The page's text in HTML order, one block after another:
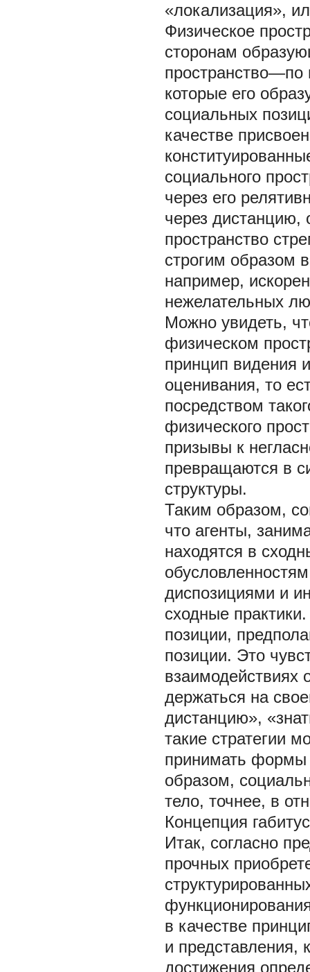
«локализация»,
Физическое
сторонам
которые его
социальных
качестве
социального
через его
через дистанцию,
пространство
строгим образом
например,
нежелательных
Можно увидеть,
физическом
принцип видения
оценивания, то
посредством
физического
призывы к
превращаются в
структуры.
Таким образом,
что агенты,
находятся в
диспозициями и
сходные
позиции,
позиции. Это
держаться на
дистанцию»,
такие стратегии
принимать формы
образом,
тело, точнее, в
Концепция
Итак, согласно
прочных
в качестве
и представления,
достижения